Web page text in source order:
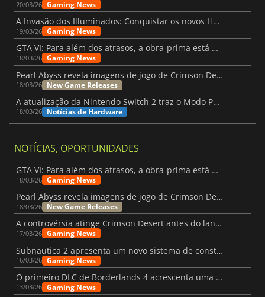
20/03/26 Gaming News
A Invasão dos Illuminados: Conquistar os novos Helldivers 2 Atualização!
19/03/26 Gaming News
GTA VI: Para além dos atrasos, a obra-prima está quase a chegar
18/03/26 Gaming News
Pearl Abyss revela imagens de jogo de Crimson Desert para a PS5
18/03/26 New Game Releases
A atualização da Nintendo Switch 2 traz o Modo Portátil aos jogos mais antigos da Switch
18/03/26 Notícias de Hardware
NOTÍCIAS, OPORTUNIDADES
GTA VI: Para além dos atrasos, a obra-prima está quase a chegar
18/03/26 Gaming News
Pearl Abyss revela imagens de jogo de Crimson Desert para a PS5
18/03/26 New Game Releases
A controvérsia atinge Crimson Desert antes do lançamento
17/03/26 Gaming News
Subnautica 2 apresenta um novo sistema de construção de bases
16/03/26 Gaming News
O primeiro DLC de Borderlands 4 acrescenta uma nova personagem e muito mais
13/03/26 Gaming News